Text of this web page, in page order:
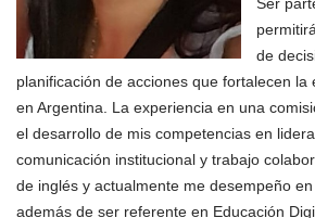
de
planificación de acciones que fortalecen la
en Argentina. La experiencia en una
el desarrollo de mis competencias en
comunicación institucional y trabajo
de inglés y actualmente me desempeño en
además de ser referente en Educación